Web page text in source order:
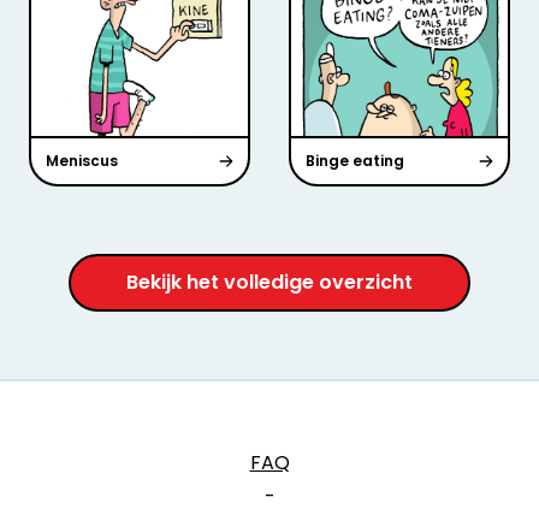
Meniscus Binge eating
Bekijk het volledige overzicht
FAQ
-